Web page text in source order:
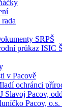
SRPŠ
průkaz ISIC
v Pacově
ochránci
Slavoj Pacov,
Pacov,